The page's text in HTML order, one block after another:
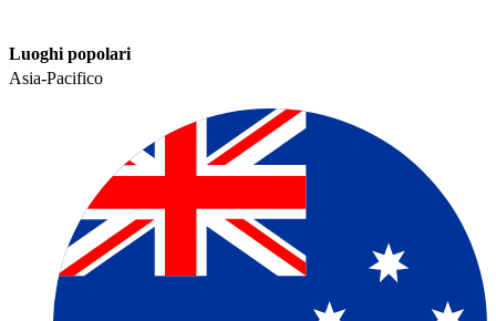
Luoghi popolari​​
Asia-Pacifico​​